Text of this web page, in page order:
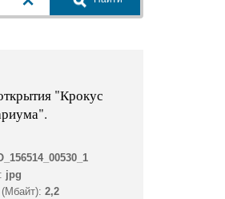
"Крокус
jpg
2,2